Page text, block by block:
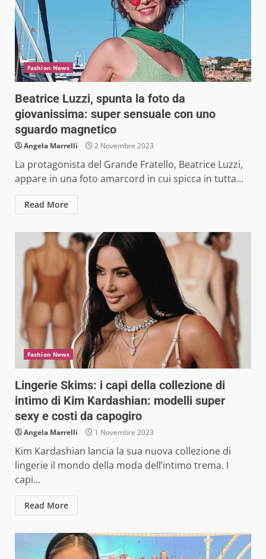
Fashion News
Beatrice Luzzi, spunta la foto da
giovanissima: super sensuale con uno
sguardo magnetico
Angela Marrelli 2 Novembre 2023
La protagonista del Grande Fratello, Beatrice Luzzi,
appare in una foto amarcord in cui spicca in tutta...
Read More
Fashion News
Lingerie Skims: i capi della collezione di
intimo di Kim Kardashian: modelli super
sexy e costi da capogiro
Angela Marrelli 1 Novembre 2023
Kim Kardashian lancia la sua nuova collezione di
lingerie il mondo della moda dell’intimo trema. I
capi...
Read More